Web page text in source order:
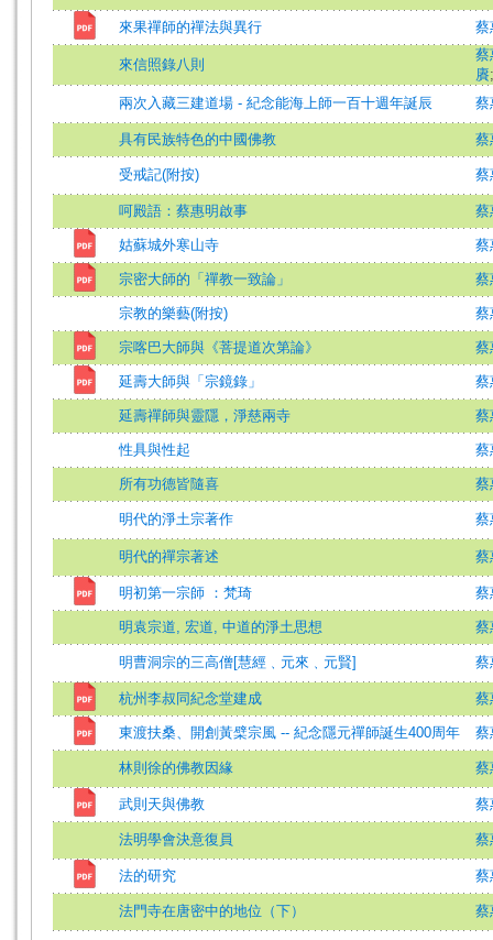
來果禪師的禪法與異行 蔡
來信照錄八則
蔡
賡
兩次入藏三建道場 - 紀念能海上師一百十週年誕辰
蔡
具有民族特色的中國佛教 蔡
受戒記(附按) 蔡
呵殿語：蔡惠明啟事 蔡
姑蘇城外寒山寺 蔡
宗密大師的「禪教一致論」 蔡
宗教的樂藝(附按) 蔡
宗喀巴大師與《菩提道次第論》 蔡
延壽大師與「宗鏡錄」 蔡
延壽禪師與靈隱，淨慈兩寺 蔡
性具與性起 蔡
所有功德皆隨喜 蔡
明代的淨土宗著作 蔡
明代的禪宗著述 蔡
明初第一宗師 ：梵琦 蔡
明袁宗道, 宏道, 中道的淨土思想 蔡
明曹洞宗的三高僧[慧經﹑元來﹑元賢] 蔡
杭州李叔同紀念堂建成 蔡
東渡扶桑、開創黃檗宗風 -- 紀念隱元禪師誕生400周年 蔡
林則徐的佛教因緣 蔡
武則天與佛教 蔡
法明學會決意復員 蔡
法的研究 蔡
法門寺在唐密中的地位（下） 蔡